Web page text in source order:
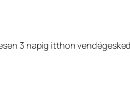
3 napig itthon